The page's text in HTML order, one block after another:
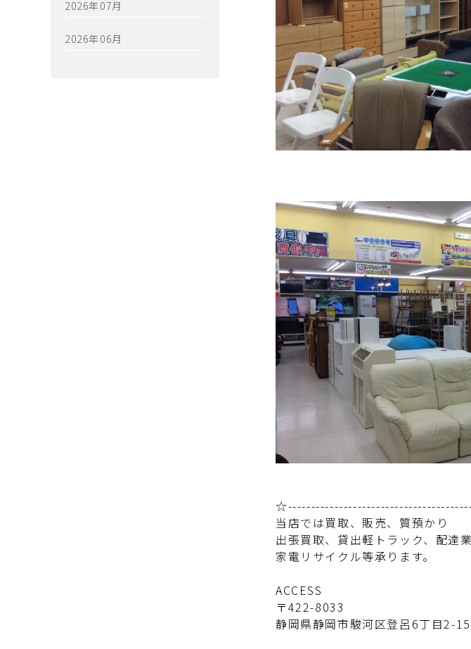
2026年07月
2026年06月
当店では買取、販売、質預かり
出張買取、貸出軽トラック、配達
家電リサイクル等承ります。
ACCESS
〒422-8033
静岡県静岡市駿河区登呂6丁目2-15